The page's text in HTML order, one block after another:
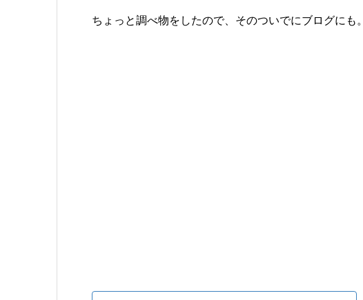
ちょっと調べ物をしたので、そのついでにブログにも。